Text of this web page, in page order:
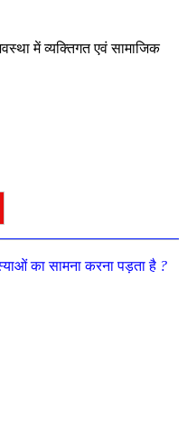
मेंव्यक्तिगतएवंसामाजिक
कासामनाकरनापड़ताहै ?